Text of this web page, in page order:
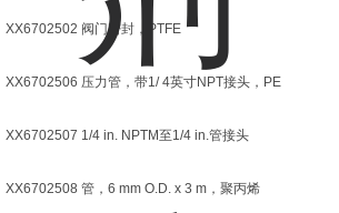
XX6702502 阀门密封，PTFE
XX6702506 压力管，带1/ 4英寸NPT接头，PE
XX6702507 1/4 in. NPTM至1/4 in.管接头
XX6702508 管，6 mm O.D. x 3 m，聚丙烯